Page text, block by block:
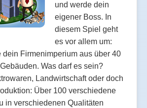
und werde dein
eigener Boss. In
diesem Spiel geht
es vor allem um:
dein Firmenimperium aus über 40
Was darf es sein?
Landwirtschaft oder doch
Über 100 verschiedene
in verschiedenen Qualitäten